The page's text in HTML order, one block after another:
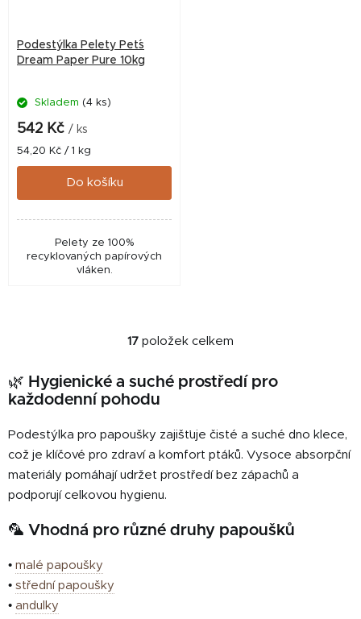
Podestýlka Pelety Pet´s
Dream Paper Pure 10kg
Skladem (4 ks)
542 Kč / ks
Měrná
cena:
54,20 Kč / 1 kg
Do košíku
Pelety ze 100%
recyklovaných papírových
vláken.
O
l
a
c
í
v
17 položek celkem
🌿 Hygienické a suché prostředí pro
každodenní pohodu
Podestýlka pro papoušky zajišťuje čisté a suché dno klece,
což je klíčové pro zdraví a komfort ptáků. Vysoce absorpční
materiály pomáhají udržet prostředí bez zápachů a
podporují celkovou hygienu.
🦜 Vhodná pro různé druhy papoušků
• malé papoušky
• střední papoušky
• andulky